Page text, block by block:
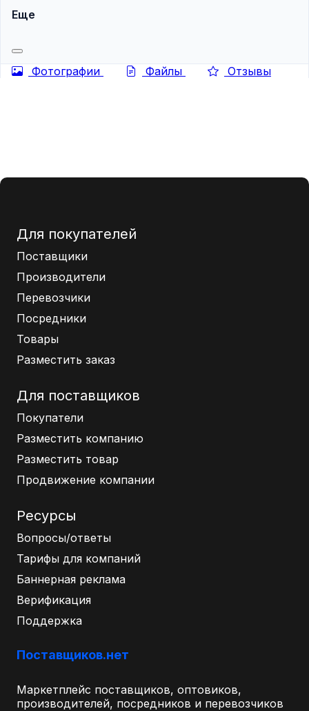
Еще
Фотографии Файлы Отзывы
Для покупателей
Поставщики
Производители
Перевозчики
Посредники
Товары
Разместить заказ
Для поставщиков
Покупатели
Разместить компанию
Разместить товар
Продвижение компании
Ресурсы
Вопросы/ответы
Тарифы для компаний
Баннерная реклама
Верификация
Поддержка
Поставщиков.нет
Маркетплейс поставщиков, оптовиков,
производителей, посредников и перевозчиков